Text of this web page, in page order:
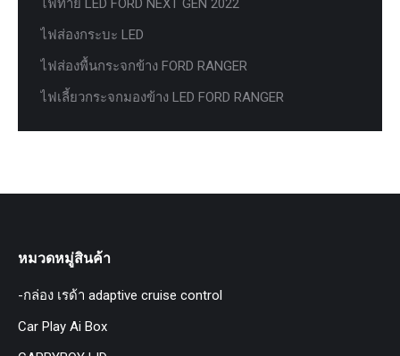
ไฟส่องกระบะ LED
ไฟส่องพื้นกระจกข้าง FORD RANGER
ไฟเลี้ยวกระจกมองข้าง LED FORD RANGER
หมวดหมู่สินค้า
-กล่อง เรด้า adaptive cruise control
Car Play Ai Box